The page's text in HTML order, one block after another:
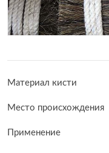
Материал кисти
Место происхождения
Применение